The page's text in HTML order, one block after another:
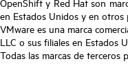
en Estados Unidos y en otros
VMware es una marca
LLC o sus filiales en Estados
Todas las marcas de terceros